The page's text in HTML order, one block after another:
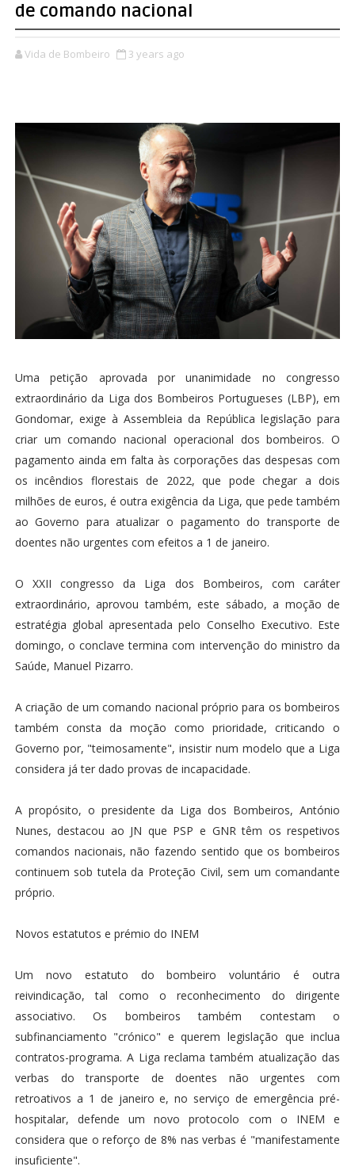
de comando nacional
Vida de Bombeiro 3 years ago
Uma petição aprovada por unanimidade no congresso
extraordinário da Liga dos Bombeiros Portugueses (LBP), em
Gondomar, exige à Assembleia da República legislação para
criar um comando nacional operacional dos bombeiros. O
pagamento ainda em falta às corporações das despesas com
os incêndios florestais de 2022, que pode chegar a dois
milhões de euros, é outra exigência da Liga, que pede também
ao Governo para atualizar o pagamento do transporte de
doentes não urgentes com efeitos a 1 de janeiro.
O XXII congresso da Liga dos Bombeiros, com caráter
extraordinário, aprovou também, este sábado, a moção de
estratégia global apresentada pelo Conselho Executivo. Este
domingo, o conclave termina com intervenção do ministro da
Saúde, Manuel Pizarro.
A criação de um comando nacional próprio para os bombeiros
também consta da moção como prioridade, criticando o
Governo por, "teimosamente", insistir num modelo que a Liga
considera já ter dado provas de incapacidade.
A propósito, o presidente da Liga dos Bombeiros, António
Nunes, destacou ao JN que PSP e GNR têm os respetivos
comandos nacionais, não fazendo sentido que os bombeiros
continuem sob tutela da Proteção Civil, sem um comandante
próprio.
Novos estatutos e prémio do INEM
Um novo estatuto do bombeiro voluntário é outra
reivindicação, tal como o reconhecimento do dirigente
associativo. Os bombeiros também contestam o
subfinanciamento "crónico" e querem legislação que inclua
contratos-programa. A Liga reclama também atualização das
verbas do transporte de doentes não urgentes com
retroativos a 1 de janeiro e, no serviço de emergência pré-
hospitalar, defende um novo protocolo com o INEM e
considera que o reforço de 8% nas verbas é "manifestamente
insuficiente".